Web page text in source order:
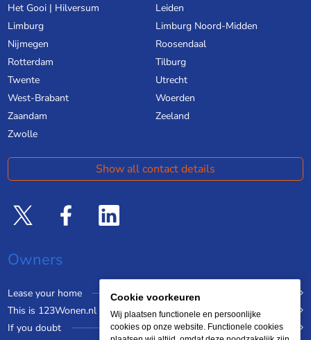
Het Gooi | Hilversum
Leiden
Limburg
Limburg Noord-Midden
Nijmegen
Roosendaal
Rotterdam
Tilburg
Twente
Utrecht
West-Brabant
Woerden
Zaandam
Zeeland
Zwolle
Show all contact details
Owners
Lease your home
This is 123Wonen.nl
If you doubt
Cookie voorkeuren
Wij plaatsen functionele en persoonlijke
cookies op onze website. Functionele cookies